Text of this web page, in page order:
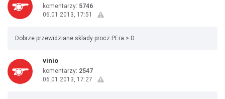
komentarzy: 5746
06.01.2013, 17:51
Dobrze przewidziane sklady procz PEra >:D
vinio
komentarzy: 2547
06.01.2013, 17:27